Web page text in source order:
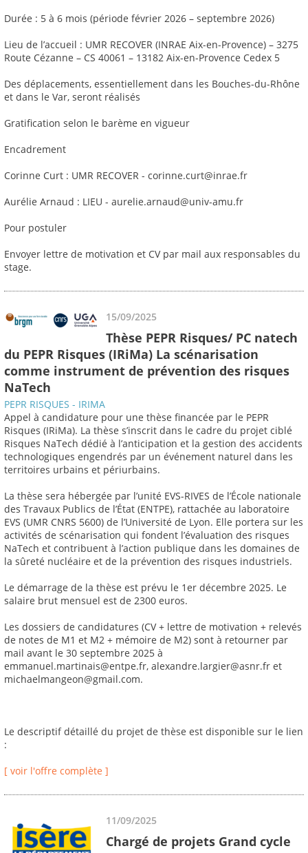
Durée : 5 à 6 mois (période février 2026 – septembre 2026)
Lieu de l’accueil : UMR RECOVER (INRAE Aix-en-Provence) – 3275
Route Cézanne – CS 40061 – 13182 Aix-en-Provence Cedex 5
Des déplacements, essentiellement dans les Bouches-du-Rhône
et dans le Var, seront réalisés
Gratification selon le barème en vigueur
Encadrement
Corinne Curt : UMR RECOVER - corinne.curt@inrae.fr
Aurélie Arnaud : LIEU - aurelie.arnaud@univ-amu.fr
Pour postuler
Envoyer lettre de motivation et CV par mail aux responsables du
stage.
15/09/2025
Thèse PEPR Risques/ PC natech
du PEPR Risques (IRiMa) La scénarisation
comme instrument de prévention des risques
NaTech
PEPR RISQUES - IRIMA
Appel à candidature pour une thèse financée par le PEPR
Risques (IRiMa). La thèse s’inscrit dans le cadre du projet ciblé
Risques NaTech dédié à l’anticipation et la gestion des accidents
technologiques engendrés par un événement naturel dans les
territoires urbains et périurbains.
La thèse sera hébergée par l’unité EVS-RIVES de l’École nationale
des Travaux Publics de l’État (ENTPE), rattachée au laboratoire
EVS (UMR CNRS 5600) de l’Université de Lyon. Elle portera sur les
activités de scénarisation qui fondent l’évaluation des risques
NaTech et contribuent à l’action publique dans les domaines de
la sûreté nucléaire et de la prévention des risques industriels.
Le démarrage de la thèse est prévu le 1er décembre 2025. Le
salaire brut mensuel est de 2300 euros.
Les dossiers de candidatures (CV + lettre de motivation + relevés
de notes de M1 et M2 + mémoire de M2) sont à retourner par
mail avant le 30 septembre 2025 à
emmanuel.martinais@entpe.fr, alexandre.largier@asnr.fr et
michaelmangeon@gmail.com.
Le descriptif détaillé du projet de thèse est disponible sur le lien
:
[ voir l'offre complète ]
11/09/2025
Chargé de projets Grand cycle